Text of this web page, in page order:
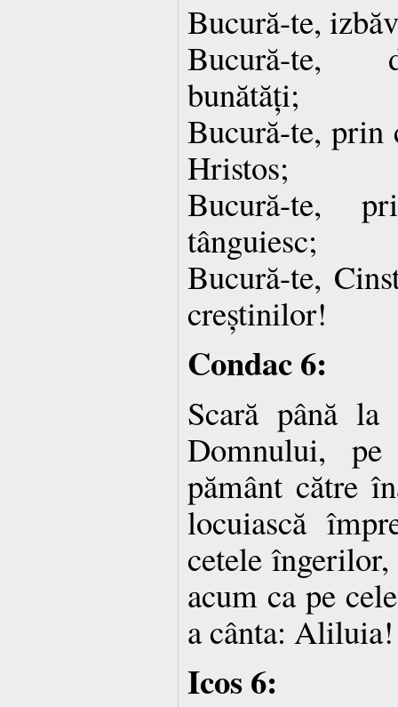
Bucură-te,
Bucură-te,
bunătăți;
Bucură-te, prin
Hristos;
Bucură-te,
tânguiesc;
Bucură-te,
creștinilor!
Condac 6:
Scară până
Domnului,
pământ către
locuiască
cetele
acum ca pe
a cânta: Aliluia!
Icos 6: